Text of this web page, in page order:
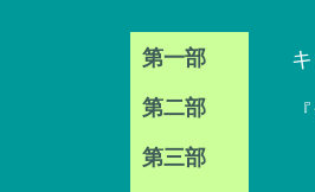
第一部
第二部
第三部